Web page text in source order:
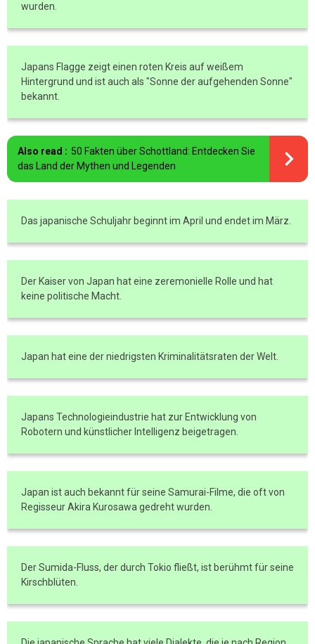
wurden.
Japans Flagge zeigt einen roten Kreis auf weißem
Hintergrund und ist auch als "Sonne der aufgehenden Sonne"
bekannt.
Also read : 50 Fakten über Schottland: Entdecken Sie
das Land der Mythen und Legenden
Das japanische Schuljahr beginnt im April und endet im März.
Der Kaiser von Japan hat eine zeremonielle Rolle und hat
keine politische Macht.
Japan hat eine der niedrigsten Kriminalitätsraten der Welt.
Japans Technologieindustrie hat zur Entwicklung von
Robotern und künstlicher Intelligenz beigetragen.
Japan ist auch bekannt für seine Samurai-Filme, die oft von
Regisseur Akira Kurosawa gedreht wurden.
Der Sumida-Fluss, der durch Tokio fließt, ist berühmt für seine
Kirschblüten.